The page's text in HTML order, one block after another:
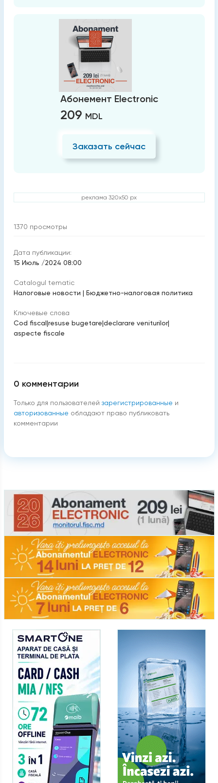
Абонемент Electronic
209 MDL
Заказать сейчас
реклама 320x50 px
1370 просмотры
Дата публикации:
15 Июль /2024 08:00
Catalogul tematic
Налоговые новости | Бюджетно-налоговая политика
Ключевые слова
Cod fiscal|resuse bugetare|declarare veniturilor|
aspecte fiscale
0 комментарии
Только для пользователей зарегистрированные и
авторизованные обладают право публиковать
комментарии